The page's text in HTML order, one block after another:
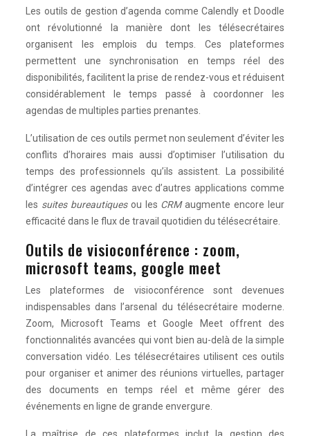
Les outils de gestion d’agenda comme Calendly et Doodle
ont révolutionné la manière dont les télésecrétaires
organisent les emplois du temps. Ces plateformes
permettent une synchronisation en temps réel des
disponibilités, facilitent la prise de rendez-vous et réduisent
considérablement le temps passé à coordonner les
agendas de multiples parties prenantes.
L’utilisation de ces outils permet non seulement d’éviter les
conflits d’horaires mais aussi d’optimiser l’utilisation du
temps des professionnels qu’ils assistent. La possibilité
d’intégrer ces agendas avec d’autres applications comme
les suites bureautiques ou les CRMaugmente encore leur
efficacité dans le flux de travail quotidien du télésecrétaire.
Outils de visioconférence : zoom,
microsoft teams, google meet
Les plateformes de visioconférence sont devenues
indispensables dans l’arsenal du télésecrétaire moderne.
Zoom, Microsoft Teams et Google Meet offrent des
fonctionnalités avancées qui vont bien au-delà de la simple
conversation vidéo. Les télésecrétaires utilisent ces outils
pour organiser et animer des réunions virtuelles, partager
des documents en temps réel et même gérer des
événements en ligne de grande envergure.